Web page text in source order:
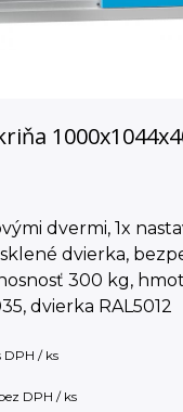
dvermi, 1x
dvierka,
300 kg,
dvierka RAL5012
DPH / ks
DPH / ks